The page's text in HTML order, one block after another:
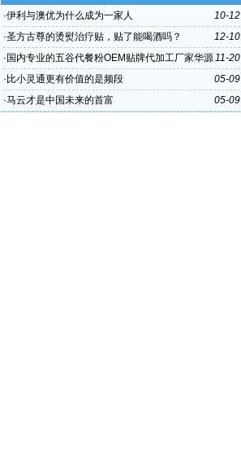
10-12
·伊利与澳优为什么成为一家人
12-10
·圣方古尊的烫熨治疗贴，贴了能喝酒吗？
11-20
· 国内专业的五谷代餐粉OEM贴牌代加工厂家华源
晨泰
05-09
· 比小灵通更有价值的是频段
05-09
·马云才是中国未来的首富